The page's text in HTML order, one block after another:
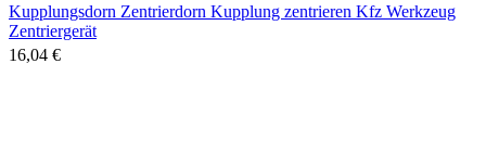
Kupplungsdorn Zentrierdorn Kupplung zentrieren Kfz Werkzeug
Zentriergerät
16,04 €